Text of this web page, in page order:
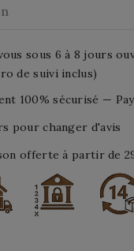
sous 6 à 8 jours
de suivi inclus)
100% sécurisé —
pour changer d'avis
offerte à partir de